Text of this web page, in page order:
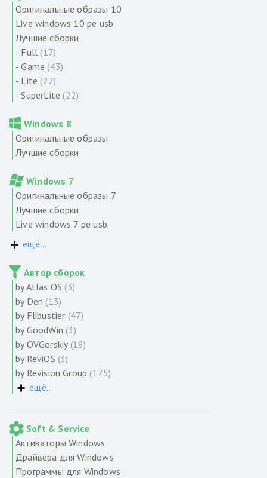
Оригинальные образы 10
Live windows 10 pe usb
Лучшие сборки
- Full (17)
- Game (43)
- Lite (27)
- SuperLite (22)
Windows 8
Оригинальные образы
Лучшие сборки
Windows 7
Оригинальные образы 7
Лучшие сборки
Live windows 7 pe usb
ещё...
Автор сборок
by Atlas OS (3)
by Den (13)
by Flibustier (47)
by GoodWin (3)
by OVGorskiy (18)
by ReviOS (3)
by Revision Group (175)
ещё...
Soft & Service
Активаторы Windows
Драйвера для Windows
Программы для Windows